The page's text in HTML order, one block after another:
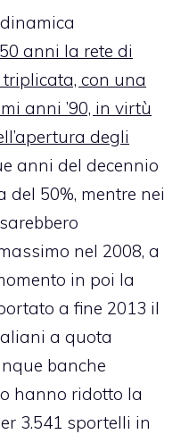
anni la rete di
con una
anni ’90, in virtù
degli
anni del decennio
50%, mentre nei
nel 2008, a
in poi la
a fine 2013 il
a quota
banche
hanno ridotto la
3.541 sportelli in